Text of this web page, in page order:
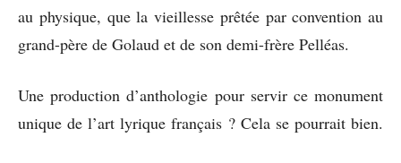
au physique, que la vieillesse prêtée par convention au
grand-père de Golaud et de son demi-frère Pelléas.
Une production d’anthologie pour servir ce monument
unique de l’art lyrique français ? Cela se pourrait bien.